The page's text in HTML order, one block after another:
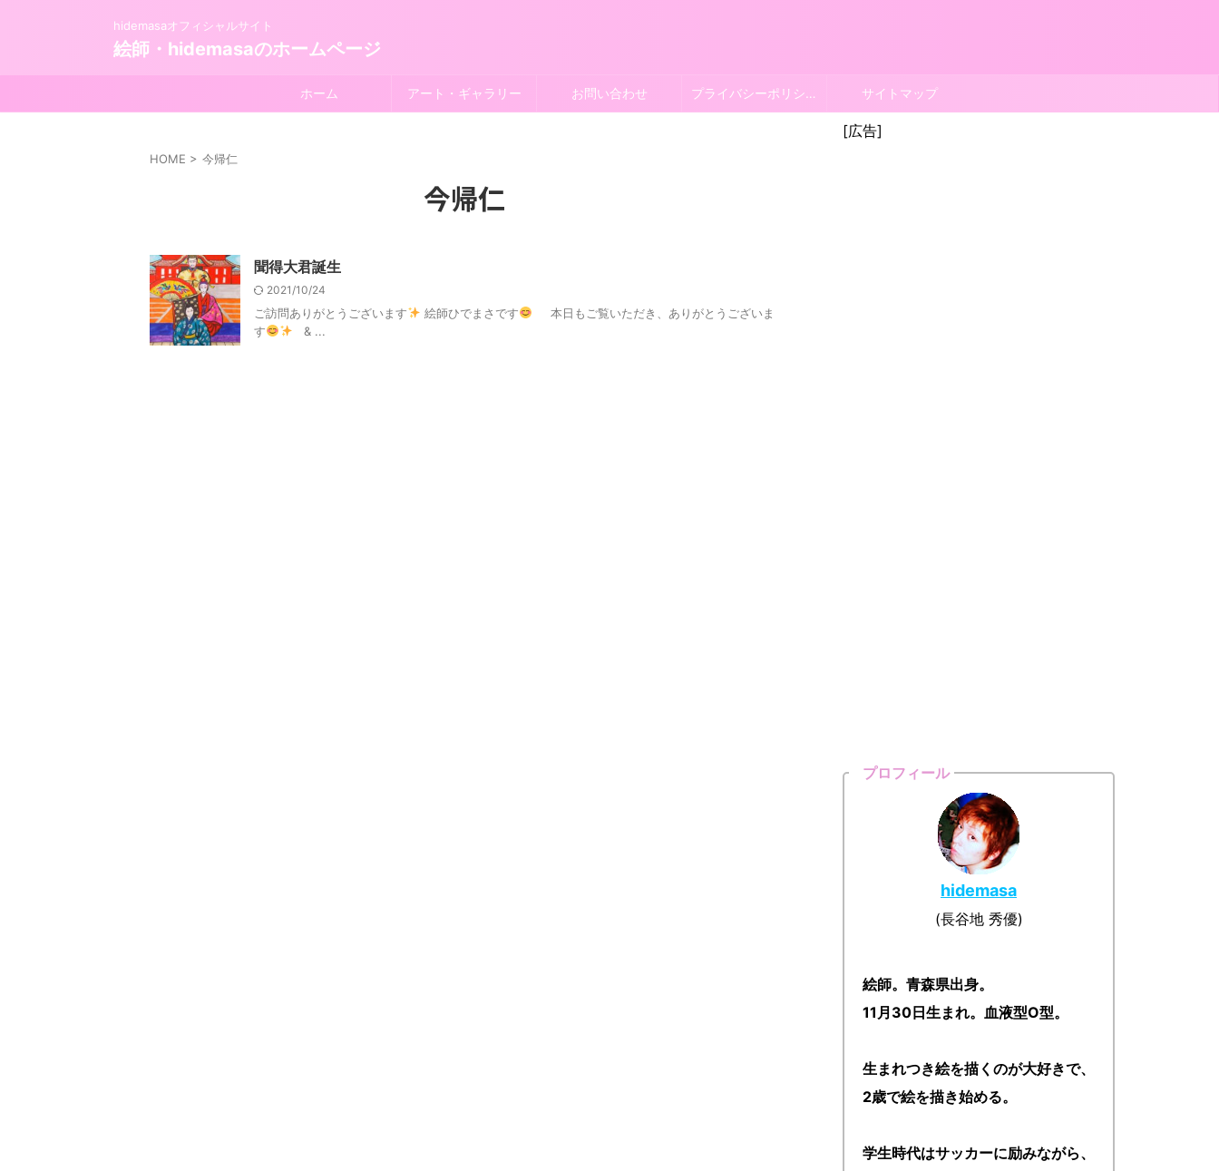
hidemasaオフィシャルサイト
絵師・hidemasaのホームページ
ホーム アート・ギャラリー お問い合わせ プライバシーポリシー サイトマップ
HOME > 今帰仁
今帰仁
聞得大君誕生
2021/10/24
ご訪問ありがとうございます 絵師ひでまさです
本日もご覧いただき、ありがとうございま
す
& ...
[広告]
プロフィール
hidemasa
(長谷地 秀優)
絵師。青森県出身。
11月30日生まれ。血液型O型。
生まれつき絵を描くのが大好きで、
2歳で絵を描き始める。
学生時代はサッカーに励みながら、